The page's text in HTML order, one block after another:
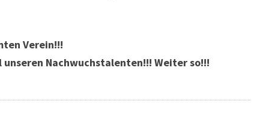
Verein!!!
Nachwuchstalenten!!! Weiter so!!!